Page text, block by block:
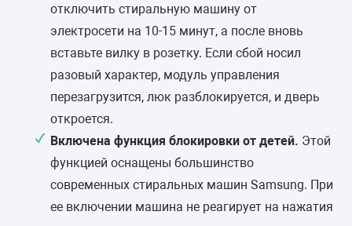
отключить стиральную машину от
электросети на 10-15 минут, а после вновь
вставьте вилку в розетку. Если сбой носил
разовый характер, модуль управления
перезагрузится, люк разблокируется, и дверь
откроется.
Включена функция блокировки от детей. Этой
функцией оснащены большинство
современных стиральных машин Samsung. При
ее включении машина не реагирует на нажатия